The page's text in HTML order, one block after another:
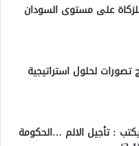
على مستوى السودان
لحلول استراتيجية
: تأجيل الالم …الحكومة